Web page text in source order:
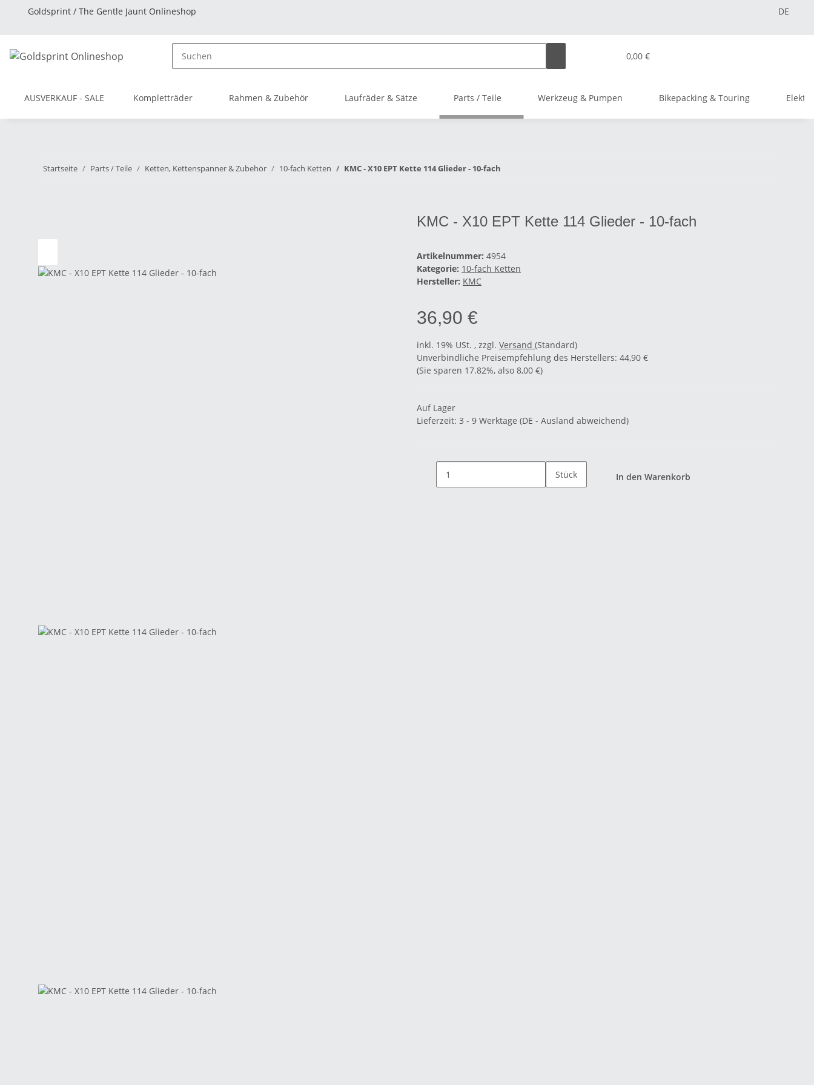
DE
Goldsprint / The Gentle Jaunt Onlineshop
0,00 €
AUSVERKAUF - SALE Kompletträder Rahmen & Zubehör Laufräder & Sätze Parts / Teile Werkzeug & Pumpen Bikepacking & Touring
Startseite Parts / Teile Ketten, Kettenspanner & Zubehör 10-fach Ketten KMC - X10 EPT Kette 114 Glieder - 10-fach
KMC - X10 EPT Kette 114 Glieder - 10-fach
Artikelnummer: 4954
Kategorie: 10-fach Ketten
Hersteller: KMC
36,90 €
inkl. 19% USt. , zzgl. Versand (Standard)
Unverbindliche Preisempfehlung des Herstellers: 44,90 €
(Sie sparen 17.82%, also 8,00 €)
Auf Lager
Lieferzeit: 3 - 9 Werktage (DE - Ausland abweichend)
Stück In den Warenkorb